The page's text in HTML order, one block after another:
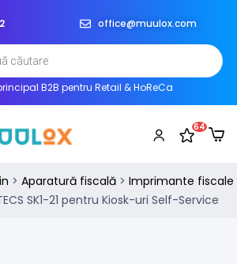
office@muulox.com
B2B pentru Retail & HoReCa
64
> Aparatură fiscală > Imprimante fiscale
SK1-21 pentru Kiosk-uri Self-Service